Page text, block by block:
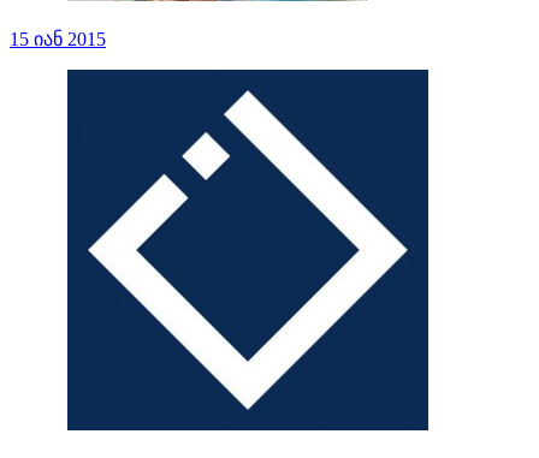
15 იან 2015